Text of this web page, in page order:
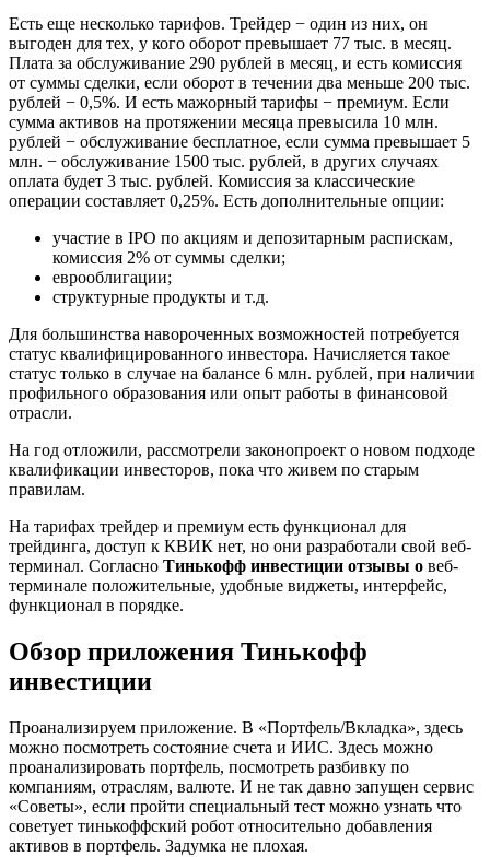
Есть еще несколько тарифов. Трейдер − один из них, он
выгоден для тех, у кого оборот превышает 77 тыс. в месяц.
Плата за обслуживание 290 рублей в месяц, и есть комиссия
от суммы сделки, если оборот в течении два меньше 200 тыс.
рублей − 0,5%. И есть мажорный тарифы − премиум. Если
сумма активов на протяжении месяца превысила 10 млн.
рублей − обслуживание бесплатное, если сумма превышает 5
млн. − обслуживание 1500 тыс. рублей, в других случаях
оплата будет 3 тыс. рублей. Комиссия за классические
операции составляет 0,25%. Есть дополнительные опции:
участие в IPO по акциям и депозитарным распискам,
комиссия 2% от суммы сделки;
еврооблигации;
структурные продукты и т.д.
Для большинства навороченных возможностей потребуется
статус квалифицированного инвестора. Начисляется такое
статус только в случае на балансе 6 млн. рублей, при наличии
профильного образования или опыт работы в финансовой
отрасли.
На год отложили, рассмотрели законопроект о новом подходе
квалификации инвесторов, пока что живем по старым
правилам.
На тарифах трейдер и премиум есть функционал для
трейдинга, доступ к КВИК нет, но они разработали свой веб-
терминал. Согласно Тинькофф инвестиции отзывы о веб-
терминале положительные, удобные виджеты, интерфейс,
функционал в порядке.
Обзор приложения Тинькофф
инвестиции
Проанализируем приложение. В «Портфель/Вкладка», здесь
можно посмотреть состояние счета и ИИС. Здесь можно
проанализировать портфель, посмотреть разбивку по
компаниям, отраслям, валюте. И не так давно запущен сервис
«Советы», если пройти специальный тест можно узнать что
советует тинькоффский робот относительно добавления
активов в портфель. Задумка не плохая.